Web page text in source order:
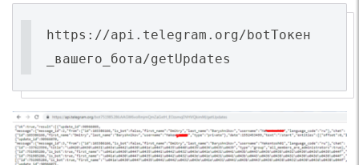
https://api.telegram.org/botТокен
_вашего_бота/getUpdates